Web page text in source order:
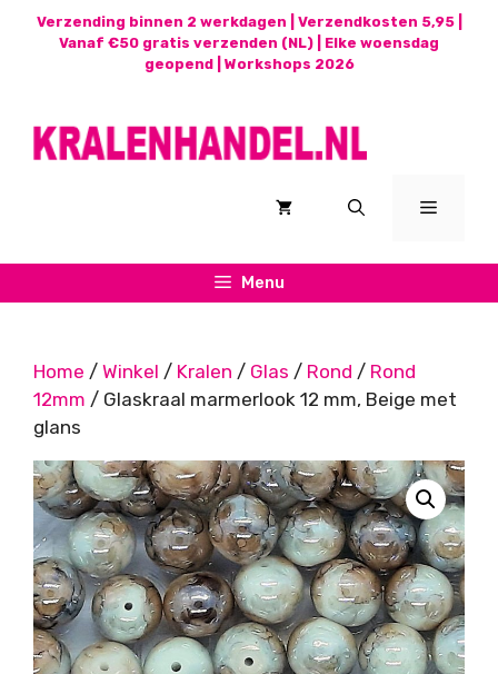
Verzending binnen 2 werkdagen | Verzendkosten 5,95 |
Vanaf €50 gratis verzenden (NL) | Elke woensdag
geopend | Workshops 2026
Menu
Menu
Home / Winkel / Kralen / Glas / Rond / Rond
12mm / Glaskraal marmerlook 12 mm, Beige met
glans